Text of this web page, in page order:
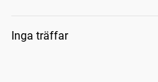
Sökresultat
Inga träffar